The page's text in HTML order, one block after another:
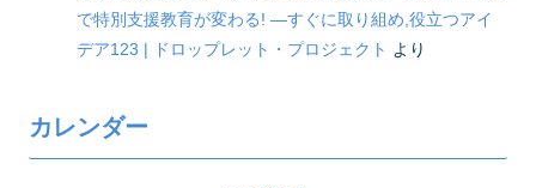
で特別支援教育が変わる! ―すぐに取り組め,役立つアイ
デア123 | ドロップレット・プロジェクト より
カレンダー